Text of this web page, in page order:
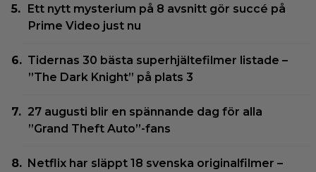
Ett nytt mysterium på 8 avsnitt gör succé på
Prime Video just nu
Tidernas 30 bästa superhjältefilmer listade –
”The Dark Knight” på plats 3
27 augusti blir en spännande dag för alla
”Grand Theft Auto”-fans
Netflix har släppt 18 svenska originalfilmer –